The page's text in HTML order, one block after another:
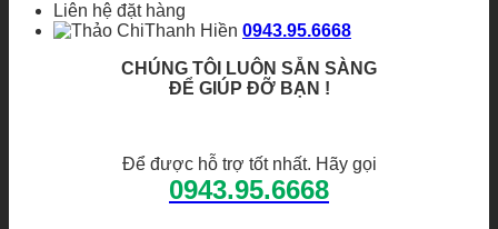
2.679.500₫
Liên hệ đặt hàng
Thanh Hiền 0943.95.6668
CHÚNG TÔI LUÔN SẴN SÀNG
ĐỂ GIÚP ĐỠ BẠN !
Để được hỗ trợ tốt nhất. Hãy gọi
0943.95.6668